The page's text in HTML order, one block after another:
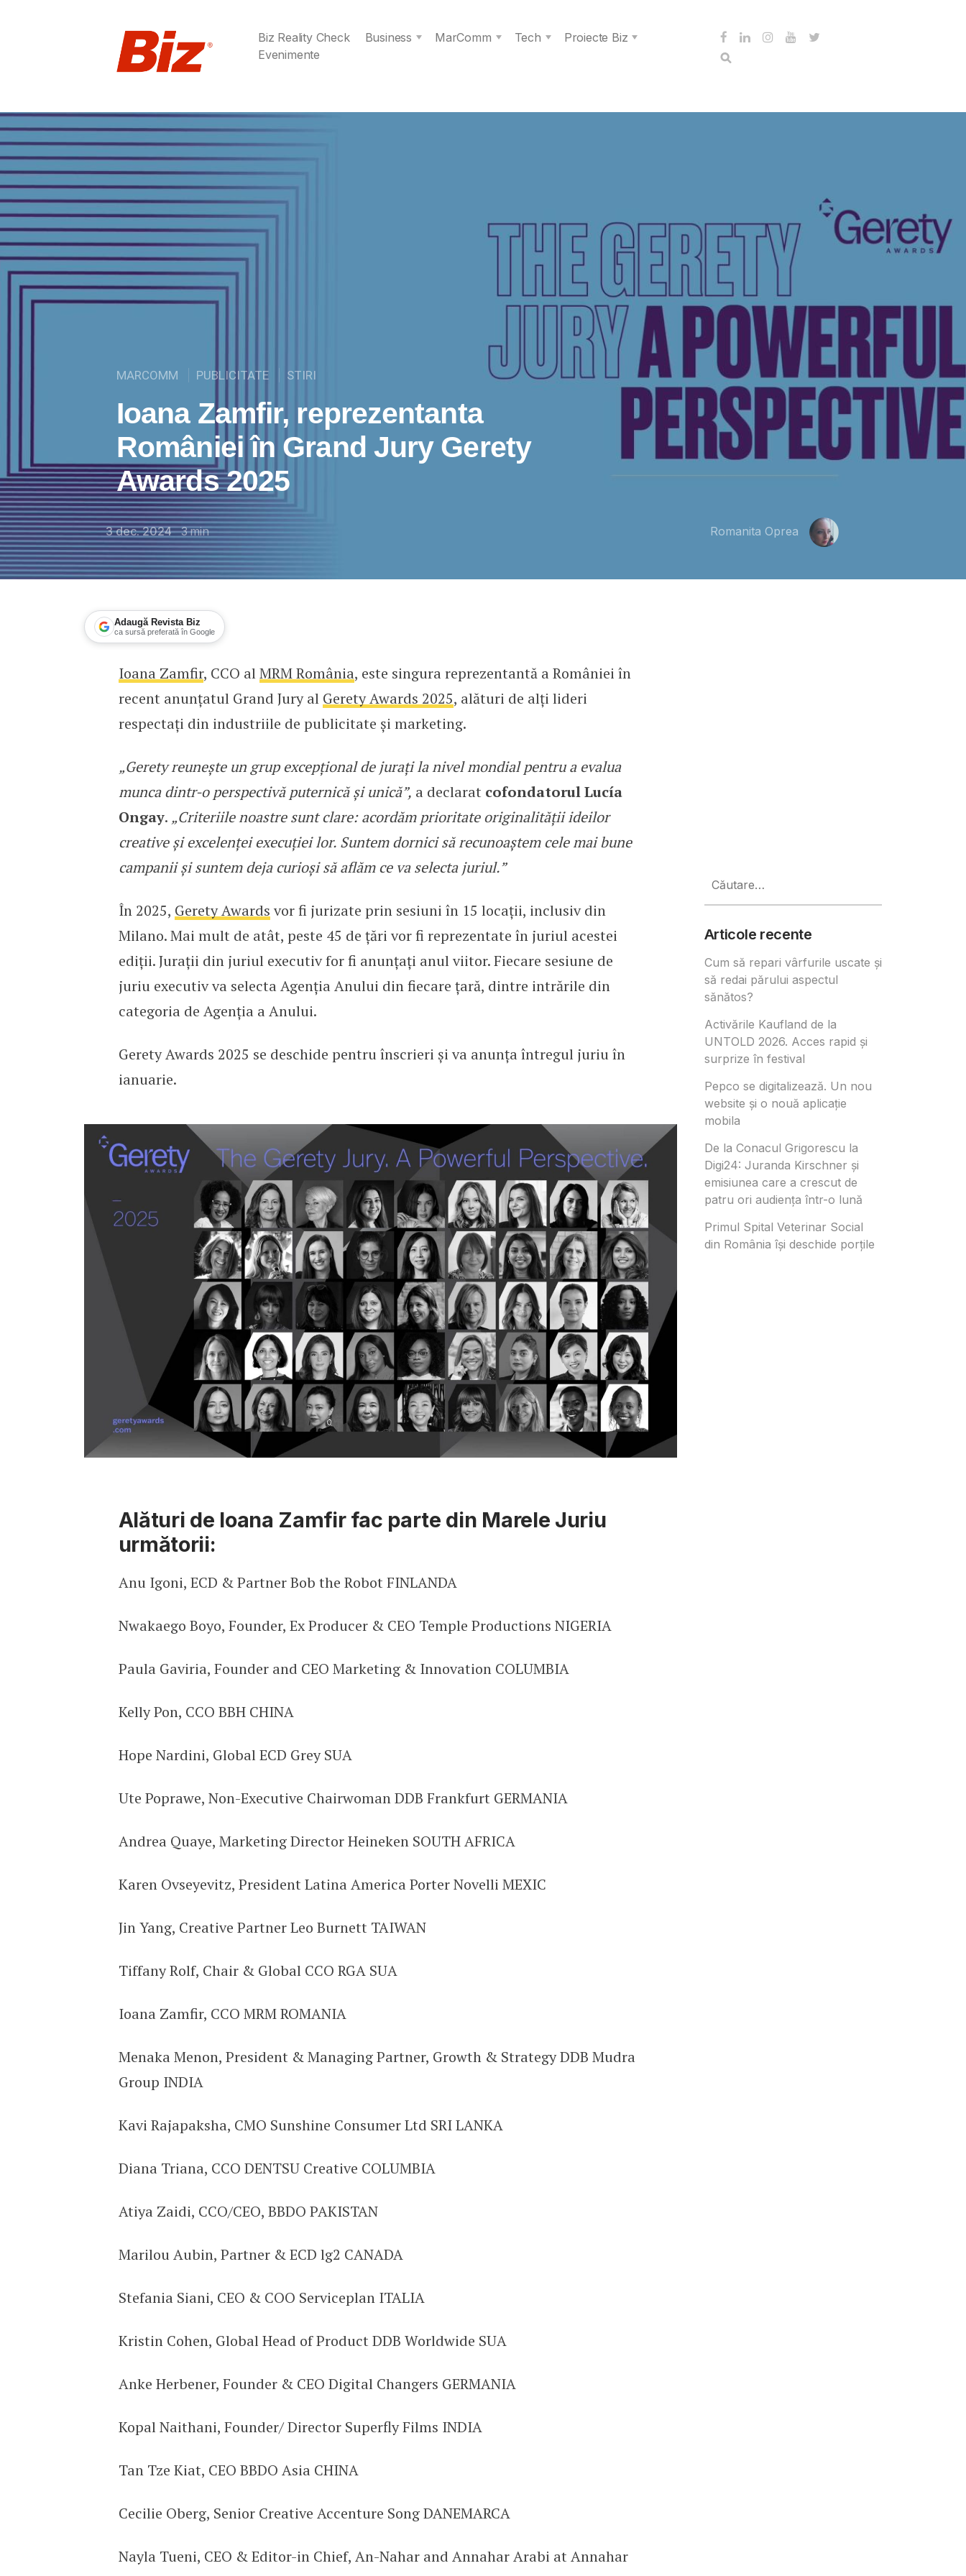
Biz Reality Check Business MarComm Tech
Proiecte Biz
Evenimente
MARCOMM PUBLICITATE STIRI
Ioana Zamfir, reprezentanta
României în Grand Jury Gerety
Awards 2025
3 dec. 2024 3min Romanita Oprea
Adaugă Revista Biz
ca sursă preferată în Google
Ioana Zamfir, reprezentanta României în Grand Jury Gerety Awards 2025
Ioana Zamfir, CCO alMRM România, este singura reprezentantă a României în
recent anunțatul Grand Jury al Gerety Awards 2025, alături de alți lideri
respectați din industriile de publicitate și marketing.
„Gerety reunește un grup excepțional de jurați la nivel mondial pentru a evalua
munca dintr-o perspectivă puternică și unică”, a declarat cofondatorul Lucía
Ongay. „Criteriile noastre sunt clare: acordăm prioritate originalității ideilor
creative și excelenței execuției lor. Suntem dornici să recunoaștem cele mai bune
campanii și suntem deja curioși să aflăm ce va selecta juriul.”
În 2025, Gerety Awards vor fi jurizate prin sesiuni în 15 locații, inclusiv din
Milano. Mai mult de atât, peste 45 de țări vor fi reprezentate în juriul acestei
ediții. Jurații din juriul executiv for fi anunțați anul viitor. Fiecare sesiune de
juriu executiv va selecta Agenția Anului din fiecare țară, dintre intrările din
categoria de Agenția a Anului.
Gerety Awards 2025 se deschide pentru înscrieri și va anunța întregul juriu în
ianuarie.
Alături de Ioana Zamfir fac parte din Marele Juriu
următorii:
Anu Igoni, ECD & Partner Bob the Robot FINLANDA
Nwakaego Boyo, Founder, Ex Producer & CEO Temple Productions NIGERIA
Paula Gaviria, Founder and CEO Marketing & Innovation COLUMBIA
Kelly Pon, CCO BBH CHINA
Hope Nardini, Global ECD Grey SUA
Ute Poprawe, Non-Executive Chairwoman DDB Frankfurt GERMANIA
Andrea Quaye, Marketing Director Heineken SOUTH AFRICA
Karen Ovseyevitz, President Latina America Porter Novelli MEXIC
Jin Yang, Creative Partner Leo Burnett TAIWAN
Tiffany Rolf, Chair & Global CCO RGA SUA
Ioana Zamfir, CCO MRM ROMANIA
Menaka Menon, President & Managing Partner, Growth & Strategy DDB Mudra
Group INDIA
Kavi Rajapaksha, CMO Sunshine Consumer Ltd SRI LANKA
Diana Triana, CCO DENTSU Creative COLUMBIA
Atiya Zaidi, CCO/CEO, BBDO PAKISTAN
Marilou Aubin, Partner & ECD lg2 CANADA
Stefania Siani, CEO & COO Serviceplan ITALIA
Kristin Cohen, Global Head of Product DDB Worldwide SUA
Anke Herbener, Founder & CEO Digital Changers GERMANIA
Kopal Naithani, Founder/ Director Superfly Films INDIA
Tan Tze Kiat, CEO BBDO Asia CHINA
Cecilie Oberg, Senior Creative Accenture Song DANEMARCA
Nayla Tueni, CEO & Editor-in Chief, An-Nahar and Annahar Arabi at Annahar
după:
Articole recente
Cum să repari vârfurile uscate și
să redai părului aspectul
sănătos?
Activările Kaufland de la
UNTOLD 2026. Acces rapid și
surprize în festival
Pepco se digitalizează. Un nou
website și o nouă aplicație
mobila
De la Conacul Grigorescu la
Digi24: Juranda Kirschner și
emisiunea care a crescut de
patru ori audiența într-o lună
Primul Spital Veterinar Social
din România își deschide porțile